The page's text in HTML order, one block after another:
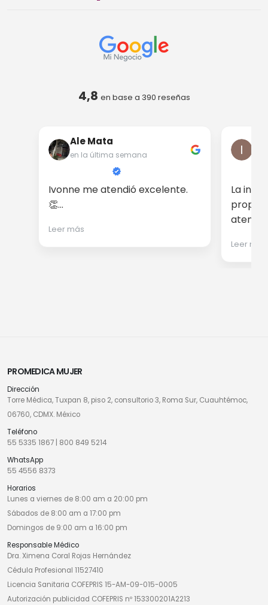
4,8 en base a 390 reseñas
Ale Mata
en la última semana
Ivonne me atendió excelente.
👏...
Leer más
La
Leer más
PROMEDICA MUJER
Dirección
Torre Médica, Tuxpan 8, piso 2, consultorio 3, Roma Sur, Cuauhtémoc,
06760, CDMX. México
Teléfono
55 5335 1867
800 849 5214
WhatsApp
55 4556 8373
Horarios
Lunes a viernes de 8:00 am a 20:00 pm
Sábados de 8:00 am a 17:00 pm
Domingos de 9:00 am a 16:00 pm
Responsable Médico
Dra. Ximena Coral Rojas Hernández
Cédula Profesional 11527410
Licencia Sanitaria COFEPRIS 15-AM-09-015-0005
Autorización publicidad COFEPRIS nº 153300201A2213